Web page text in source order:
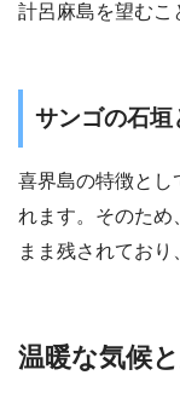
計呂麻島を望むこ
サンゴの石垣
喜界島の特徴とし
れます。そのた
まま残されており
温暖な気候